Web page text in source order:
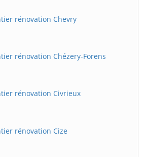
rénovation Chevry
rénovation Chézery-Forens
rénovation Civrieux
rénovation Cize